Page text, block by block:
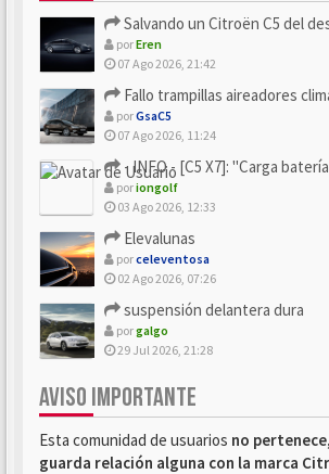
Salvando un Citroën C5 del desguace:
porEren
07 Ago 2026, 21:42
Fallo trampillas aireadores
porGsaC5
07 Ago 2026, 11:24
- INFO - [C5 X7]: "Carga batería o
poriongolf
03 Ago 2026, 12:33
Elevalunas
porceleventosa
02 Ago 2026, 07:26
suspensión delantera dura
porgalgo
29 Jul 2026, 21:28
AVISO IMPORTANTE
Esta comunidad de usuarios no
guarda relación alguna con la marca